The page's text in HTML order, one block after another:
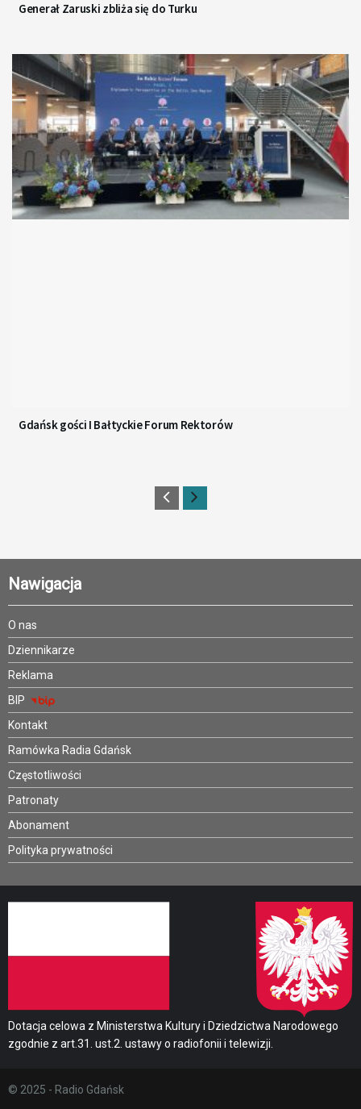
Generał Zaruski zbliża się do Turku
Gdańsk gości I Bałtyckie Forum Rektorów
Nawigacja
O nas
Dziennikarze
Reklama
BIP
Kontakt
Ramówka Radia Gdańsk
Częstotliwości
Patronaty
Abonament
Polityka prywatności
Dotacja celowa z Ministerstwa Kultury i Dziedzictwa Narodowego
zgodnie z art.31. ust.2. ustawy o radiofonii i telewizji.
© 2025 - Radio Gdańsk